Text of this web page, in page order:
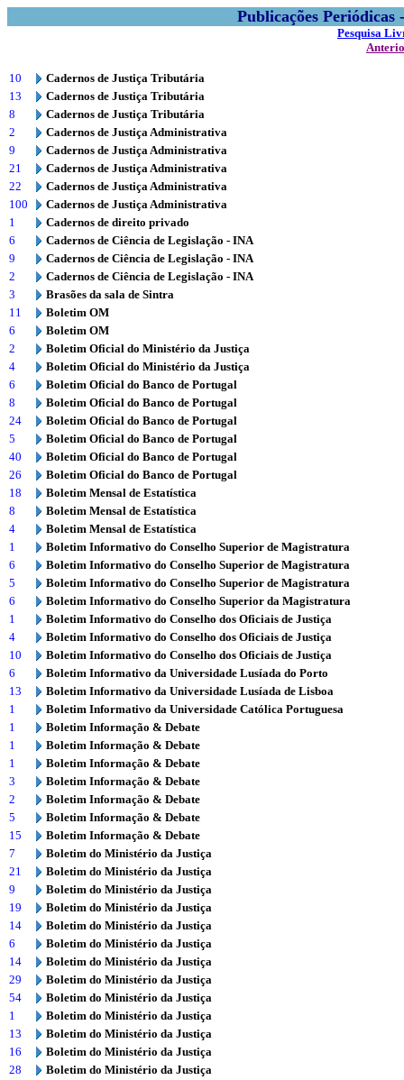
Publicações
Pesquisa
10
Cadernos de Justiça Tributária
13
Cadernos de Justiça Tributária
8
Cadernos de Justiça Tributária
2
Cadernos de Justiça Administrativa
9
Cadernos de Justiça Administrativa
21
Cadernos de Justiça Administrativa
22
Cadernos de Justiça Administrativa
100
Cadernos de Justiça Administrativa
1
Cadernos de direito privado
6
Cadernos de Ciência de Legislação - INA
9
Cadernos de Ciência de Legislação - INA
2
Cadernos de Ciência de Legislação - INA
3
Brasões da sala de Sintra
11
Boletim OM
6
Boletim OM
2
Boletim Oficial do Ministério da Justiça
4
Boletim Oficial do Ministério da Justiça
6
Boletim Oficial do Banco de Portugal
8
Boletim Oficial do Banco de Portugal
24
Boletim Oficial do Banco de Portugal
5
Boletim Oficial do Banco de Portugal
40
Boletim Oficial do Banco de Portugal
26
Boletim Oficial do Banco de Portugal
18
Boletim Mensal de Estatística
8
Boletim Mensal de Estatística
4
Boletim Mensal de Estatística
1
Boletim Informativo do Conselho Superior de Magistratura
6
Boletim Informativo do Conselho Superior de Magistratura
5
Boletim Informativo do Conselho Superior de Magistratura
6
Boletim Informativo do Conselho Superior da Magistratura
1
Boletim Informativo do Conselho dos Oficiais de Justiça
4
Boletim Informativo do Conselho dos Oficiais de Justiça
10
Boletim Informativo do Conselho dos Oficiais de Justiça
6
Boletim Informativo da Universidade Lusíada do Porto
13
Boletim Informativo da Universidade Lusíada de Lisboa
1
Boletim Informativo da Universidade Católica Portuguesa
1
Boletim Informação & Debate
1
Boletim Informação & Debate
1
Boletim Informação & Debate
3
Boletim Informação & Debate
2
Boletim Informação & Debate
5
Boletim Informação & Debate
15
Boletim Informação & Debate
7
Boletim do Ministério da Justiça
21
Boletim do Ministério da Justiça
9
Boletim do Ministério da Justiça
19
Boletim do Ministério da Justiça
14
Boletim do Ministério da Justiça
6
Boletim do Ministério da Justiça
14
Boletim do Ministério da Justiça
29
Boletim do Ministério da Justiça
54
Boletim do Ministério da Justiça
1
Boletim do Ministério da Justiça
13
Boletim do Ministério da Justiça
16
Boletim do Ministério da Justiça
28
Boletim do Ministério da Justiça